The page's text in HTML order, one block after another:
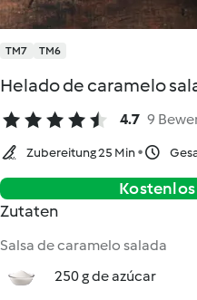
TM7 TM6
Helado de caramelo
4.7 9
Zubereitung 25 Min
Zutaten
Salsa de caramelo salada
250 g de azúcar